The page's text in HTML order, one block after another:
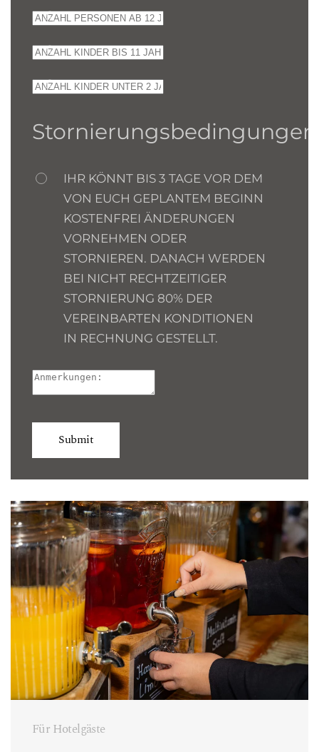
Stornierungsbedingungen
IHR KÖNNT BIS 3 TAGE VOR DEM
VON EUCH GEPLANTEM BEGINN
KOSTENFREI ÄNDERUNGEN
VORNEHMEN ODER
STORNIEREN. DANACH WERDEN
BEI NICHT RECHTZEITIGER
STORNIERUNG 80% DER
VEREINBARTEN KONDITIONEN
IN RECHNUNG GESTELLT.
Submit
Für Hotelgäste